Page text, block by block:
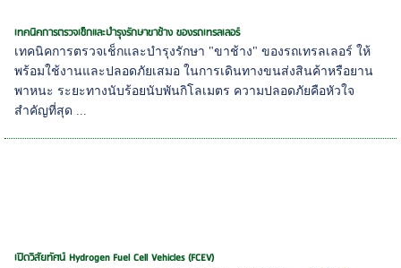
เทคนิคการตรวจเช็กและบำรุงรักษาขาช้าง ของรถเทรลเลอร์
เทคนิคการตรวจเช็กและบำรุงรักษา "ขาช้าง" ของรถเทรลเลอร์ ให้
พร้อมใช้งานและปลอดภัยเสมอ ในการเดินทางขนส่งสินค้าหรือยาน
พาหนะ ระยะทางนับร้อยนับพันกิโลเมตร ความปลอดภัยคือหัวใจ
สำคัญที่สุด ...
เปิดวิสัยทัศน์ Hydrogen Fuel Cell Vehicles (FCEV)